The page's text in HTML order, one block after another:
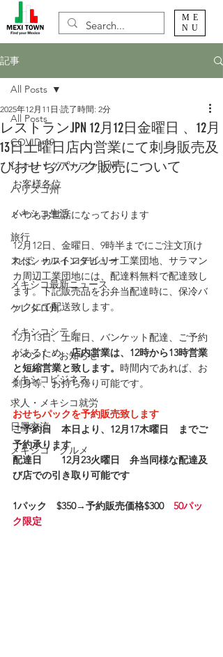
ME
NU
記事
All Posts
COVID-19
レオン・グアナファト州
ハリスコ州
メキシコ生活
旅行
スペシャルインタビュー
メキシコ最新ニュース
ケレタロ州
メキシコシティ
イベント・お知らせ
メキシコビジネス
求人・メキシコ就労
日墨交流
メキシコ・グルメ
All Posts
レストランJPN 12月12日金曜日 、12月
13日土曜日店内営業にて刺身販売及
びおせちパック販売について
2025年12月11日 読了時間: 2分
お客様各位
いつもお世話になっております
12月12日、金曜日、9時半までにご注文頂け
れば、カストロデルリオ工業団地、サラマン
カ周辺工業団地には、配達料無料で配達致し
ます。下記販売品をお弁当配達時に、保冷バ
ックにて配送致します。
12月13日、土曜日、バンケット配達、ご予約
があるため、店内営業は、12時から13時営業
と短縮営業と致します。 時間内であれば、お
刺身等、お持ち帰り可能です。
おせちパックを予約販売致します
ご予約日　本日より、12月17木曜日　までご
予約承ります
配達日　　12月23火曜日　弁当同様な配達及
び店での引き取り可能です
1パック　$350→予約販売価格$300 50パッ
ク限定